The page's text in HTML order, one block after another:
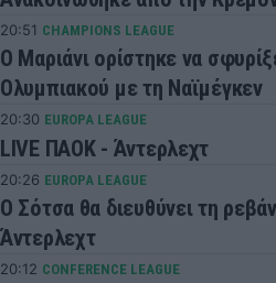
20:51 CHAMPIONS LEAGUE
Ο Μαριάνι ορίστηκε να
Ολυμπιακού με τη Ναϊμέγκεν
20:30 EUROPA LEAGUE
LIVE ΠΑΟΚ - Άντερλεχτ
20:26 EUROPA LEAGUE
Ο Σότσα θα διευθύνει τη
Άντερλεχτ
20:12 CONFERENCE LEAGUE